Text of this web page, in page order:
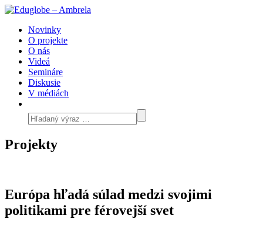
Novinky
O projekte
O nás
Videá
Semináre
Diskusie
V médiách
Projekty
Európa hľadá súlad medzi svojimi
politikami pre férovejší svet